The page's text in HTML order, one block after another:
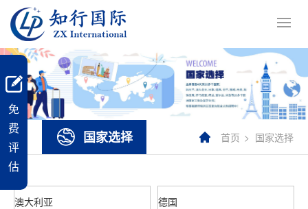
国家选择 首页 国家选择
澳大利亚 德国
免
费
评
估